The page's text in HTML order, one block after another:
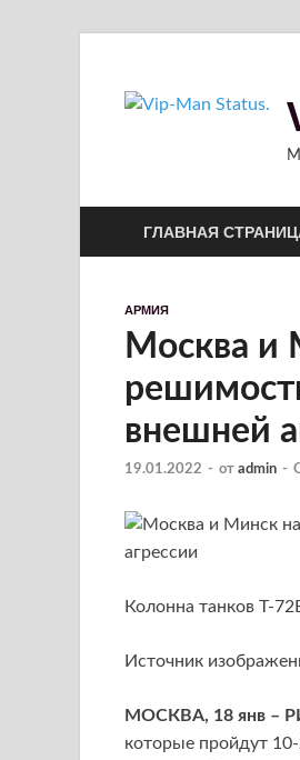
ГЛАВНАЯ
АРМИЯ
Москва и
внешней
19.01.2022 - от admin -
Колонна танков Т-
Источник
МОСКВА, 18 янв –
которые пройдут